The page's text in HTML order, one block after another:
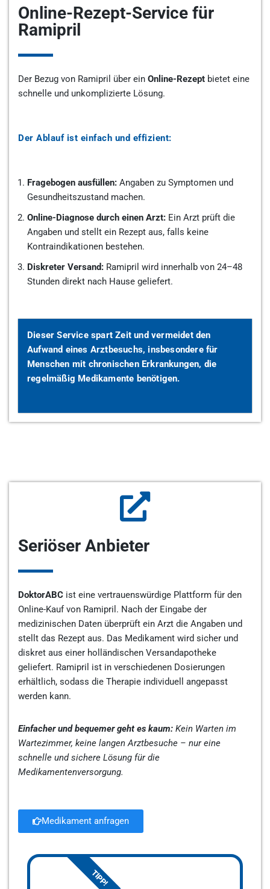
Online-Rezept-Service für
Ramipril
Der Bezug von Ramipril über ein Online-Rezept bietet eine
schnelle und unkomplizierte Lösung.
Der Ablauf ist einfach und effizient:
Fragebogen ausfüllen: Angaben zu Symptomen und
Gesundheitszustand machen.
Online-Diagnose durch einen Arzt: Ein Arzt prüft die
Angaben und stellt ein Rezept aus, falls keine
Kontraindikationen bestehen.
Diskreter Versand: Ramipril wird innerhalb von 24–48
Stunden direkt nach Hause geliefert.
Dieser Service spart Zeit und vermeidet den
Aufwand eines Arztbesuchs, insbesondere für
Menschen mit chronischen Erkrankungen, die
regelmäßig Medikamente benötigen.
Seriöser Anbieter
DoktorABC ist eine vertrauenswürdige Plattform für den
Online-Kauf von Ramipril. Nach der Eingabe der
medizinischen Daten überprüft ein Arzt die Angaben und
stellt das Rezept aus. Das Medikament wird sicher und
diskret aus einer holländischen Versandapotheke
geliefert. Ramipril ist in verschiedenen Dosierungen
erhältlich, sodass die Therapie individuell angepasst
werden kann.
Einfacher und bequemer geht es kaum: Kein Warten im
Wartezimmer, keine langen Arztbesuche – nur eine
schnelle und sichere Lösung für die
Medikamentenversorgung.
Medikament anfragen
TIPP!